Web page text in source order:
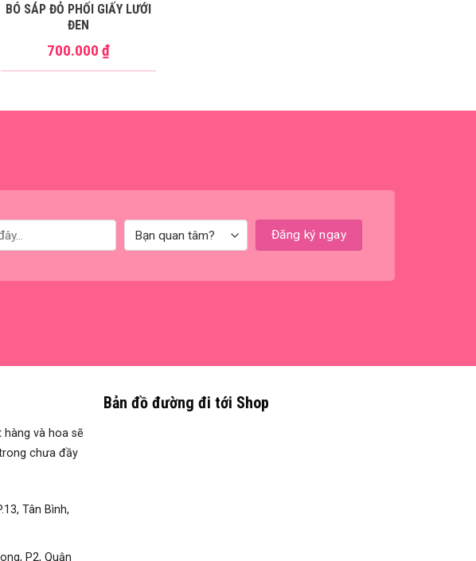
BÓ SÁP ĐỎ PHỐI GIẤY LƯỚI
ĐEN
700.000 ₫
và hoa sẽ
chưa đầy
Tân Bình,
P2, Quận
Bản đồ đường đi tới Shop